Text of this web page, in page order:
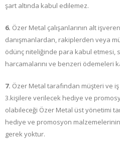
şart altında kabul edilemez.
6. Özer Metal çalışanlarının alt
danışmanlardan, rakiplerden veya
ödünç niteliğinde para kabul etmesi,
harcamalarını ve benzeri ödemeleri
7. Özer Metal tarafından müşteri ve
3.kişilere verilecek hediye ve
olabileceği Özer Metal üst yönetimi
hediye ve promosyon malzemelerinin
gerek yoktur.